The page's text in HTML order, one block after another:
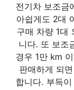
전기차 보조금
아쉽게도 2대
구매 차량 1대
니다. 또 보조
경우 1만 km
판매하게 되
합니다. 부득